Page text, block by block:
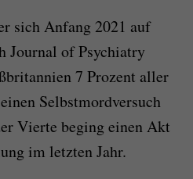
sich Anfang 2021 auf
Journal of Psychiatry
7 Prozent aller
Selbstmordversuch
Vierte beging einen Akt
im letzten Jahr.